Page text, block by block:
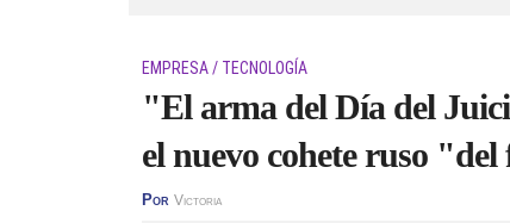
EMPRESA / TECNOLOGÍA
"El arma del Día del
el nuevo cohete ruso
Por Victoria